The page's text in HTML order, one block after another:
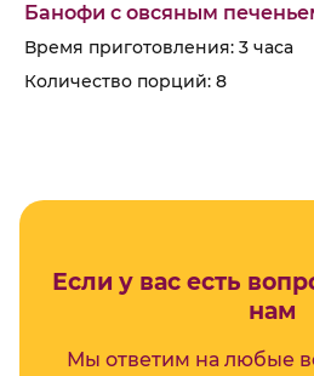
Банофи с овсяным
Время приготовления: 3 часа
Количество порций: 8
Если у вас есть
нам
Мы ответим на любые